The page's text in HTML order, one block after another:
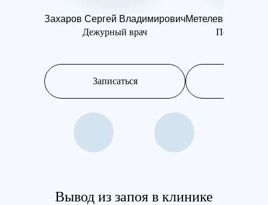
Захаров Сергей Владимирович
Дежурный врач
Записаться
Метелева Ольга
Вывод из запоя в клинике